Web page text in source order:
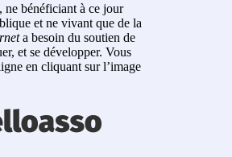
ne bénéficiant à ce jour
et ne vivant que de la
a besoin du soutien de
et se développer. Vous
en cliquant sur l’image